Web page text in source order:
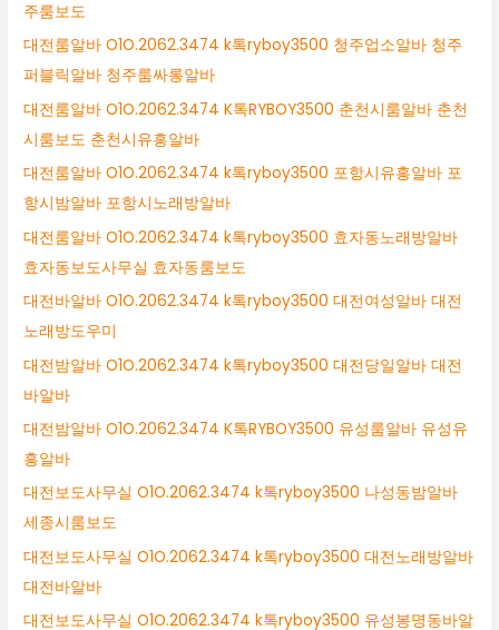
주룸보도
대전룸알바 O1O.2062.3474 k톡ryboy3500 청주업소알바 청주
퍼블릭알바 청주룸싸롱알바
대전룸알바 O1O.2062.3474 K톡RYBOY3500 춘천시룸알바 춘천
시룸보도 춘천시유흥알바
대전룸알바 O1O.2062.3474 k톡ryboy3500 포항시유흥알바 포
항시밤알바 포항시노래방알바
대전룸알바 O1O.2062.3474 k톡ryboy3500 효자동노래방알바
효자동보도사무실 효자동룸보도
대전바알바 O1O.2062.3474 k톡ryboy3500 대전여성알바 대전
노래방도우미
대전밤알바 O1O.2062.3474 k톡ryboy3500 대전당일알바 대전
바알바
대전밤알바 O1O.2062.3474 K톡RYBOY3500 유성룸알바 유성유
흥알바
대전보도사무실 O1O.2062.3474 k톡ryboy3500 나성동밤알바
세종시룸보도
대전보도사무실 O1O.2062.3474 k톡ryboy3500 대전노래방알바
대전바알바
대전보도사무실 O1O.2062.3474 k톡ryboy3500 유성봉명동바알